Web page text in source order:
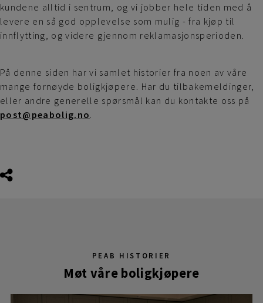
kundene alltid i sentrum, og vi jobber hele tiden med å
levere en så god opplevelse som mulig - fra kjøp til
innflytting, og videre gjennom reklamasjonsperioden.
På denne siden har vi samlet historier fra noen av våre
mange fornøyde boligkjøpere. Har du tilbakemeldinger,
eller andre generelle spørsmål kan du kontakte oss på
post@peabolig.no.
PEAB HISTORIER
Møt våre boligkjøpere